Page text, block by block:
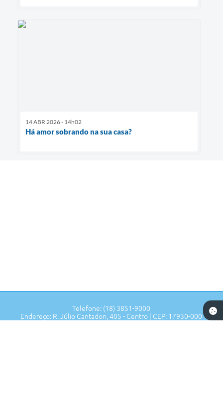
14 ABR 2026 - 14h02
Há amor sobrando na sua casa?
Telefone: (18) 3851-9000
Endereço: R. Júlio Cantadori, 405 - Centro | CEP: 17930-000